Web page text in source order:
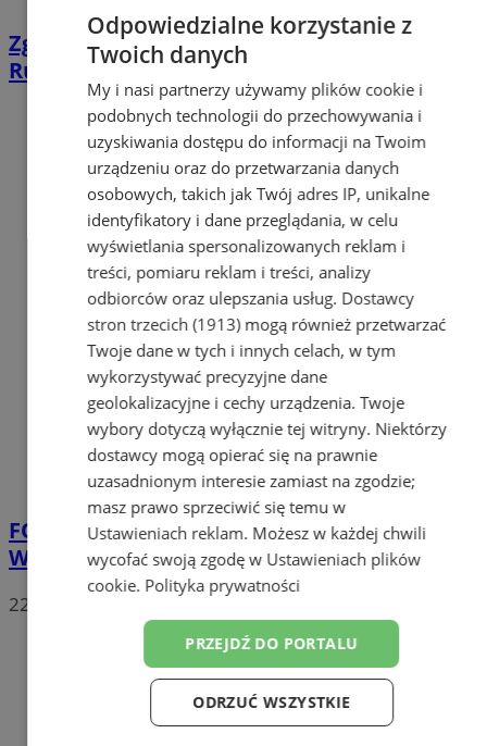
Zgłoś swój film i pokaż go w Kinie ROMA.
Rusza nabór na Lumen Festiwal w Zabrzu
FOTO
Kolejna potańcówka za nami. DJ
Witek Śmieszek rozkręcił Plac Teatralny
22
Odpowiedzialne korzystanie z
Twoich danych
My i nasi partnerzy używamy plików cookie i
podobnych technologii do przechowywania i
uzyskiwania dostępu do informacji na Twoim
urządzeniu oraz do przetwarzania danych
osobowych, takich jak Twój adres IP, unikalne
identyfikatory i dane przeglądania, w celu
wyświetlania spersonalizowanych reklam i
treści, pomiaru reklam i treści, analizy
odbiorców oraz ulepszania usług. Dostawcy
stron trzecich (1913)mogą również przetwarzać
Twoje dane w tych i innych celach, w tym
wykorzystywać precyzyjne dane
geolokalizacyjne i cechy urządzenia. Twoje
wybory dotyczą wyłącznie tej witryny. Niektórzy
dostawcy mogą opierać się na prawnie
uzasadnionym interesie zamiast na zgodzie;
masz prawo sprzeciwić się temu w
Ustawieniach reklam. Możesz w każdej chwili
wycofać swoją zgodę w Ustawieniach plików
cookie. Polityka prywatności
PRZEJDŹ DO PORTALU
ODRZUĆ WSZYSTKIE